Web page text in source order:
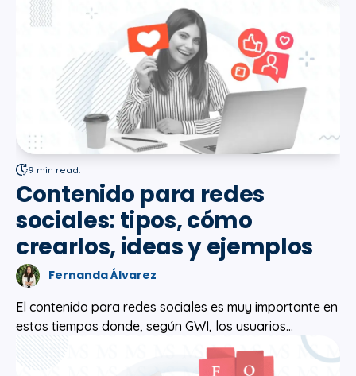
9 min read.
Contenido para redes
sociales: tipos, cómo
crearlos, ideas y ejemplos
Fernanda Álvarez
El contenido para redes sociales es muy importante en
estos tiempos donde, según GWI, los usuarios...